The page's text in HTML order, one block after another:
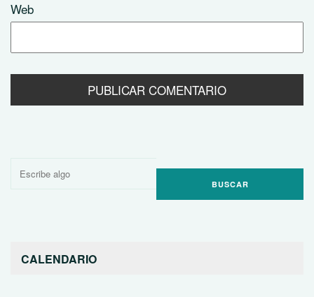
Web
Buscar
CALENDARIO